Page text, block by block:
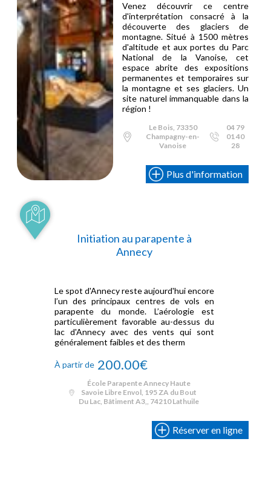
Venez découvrir ce centre
d'interprétation consacré à la
découverte des glaciers de
montagne. Situé à 1500 mètres
d'altitude et aux portes du Parc
National de la Vanoise, cet
espace abrite des expositions
permanentes et temporaires sur
la montagne et ses glaciers. Un
site naturel immanquable dans la
région !
Le Bois, 73350
Champagny-en-
Vanoise
04 79
01 40
28
Plus d'information
Initiation au parapente à
Annecy
Le spot d'Annecy reste aujourd'hui encore
l’un des principaux centres de vols en
parapente du monde. L’aérologie est
particulièrement favorable au-dessus du
lac d'Annecy avec des vents qui sont
généralement faibles et des therm
À partir de 200.00€
École Parapente Annecy Haute
Savoie Libre Envol, 195 ZA du Bout
Du Lac, Bâtiment A3,, 74210 Lathuile
Réserver en ligne